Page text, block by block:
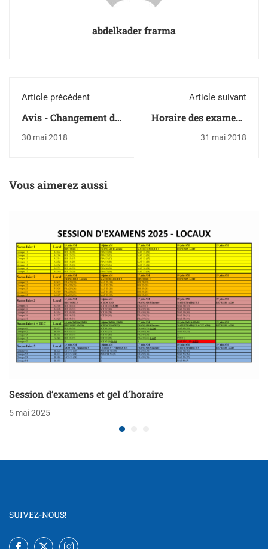
abdelkader frarma
Article précédent
Avis - Changement de
d'établissement
30 mai 2018
Article suivant
Horaire des examens
31 mai 2018
Vous aimerez aussi
Session d’examens et gel d’horaire
5 mai 2025
SUIVEZ-NOUS!